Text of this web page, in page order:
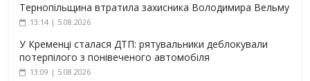
Тернопільщина втратила захисника Володимира Вельму
13:14 | 5.08.2026
У Кременці сталася ДТП: рятувальники деблокували
потерпілого з понівеченого автомобіля
13:09 | 5.08.2026